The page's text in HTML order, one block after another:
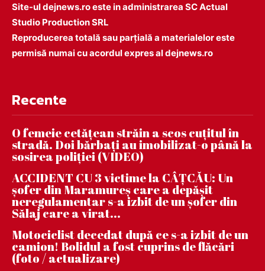
Site-ul dejnews.ro este in administrarea SC Actual
Studio Production SRL
Reproducerea totală sau parțială a materialelor este
permisă numai cu acordul expres al dejnews.ro
Recente
O femeie cetățean străin a scos cuțitul în
stradă. Doi bărbați au imobilizat-o până la
sosirea poliției (VIDEO)
ACCIDENT CU 3 victime la CÂȚCĂU: Un
șofer din Maramureș care a depășit
neregulamentar s-a izbit de un șofer din
Sălaj care a virat...
Motociclist decedat după ce s-a izbit de un
camion! Bolidul a fost cuprins de flăcări
(foto / actualizare)